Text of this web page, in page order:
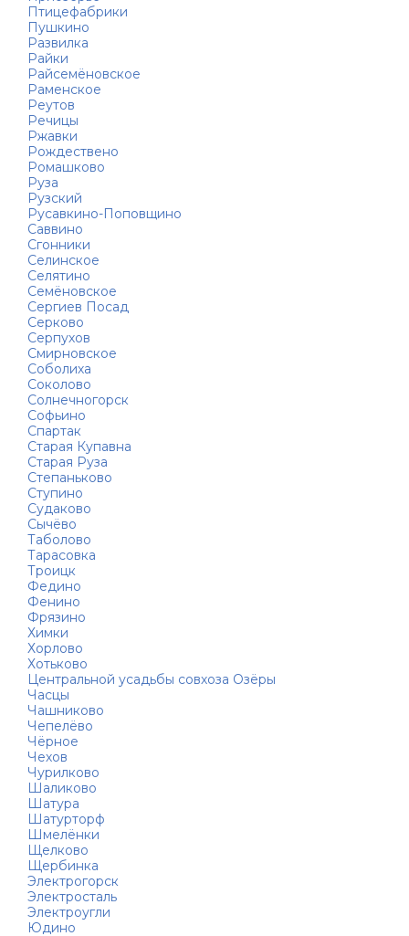
Птицефабрики
Пушкино
Развилка
Райки
Райсемёновское
Раменское
Реутов
Речицы
Ржавки
Рождествено
Ромашково
Руза
Рузский
Русавкино-Поповщино
Саввино
Сгонники
Селинское
Селятино
Семёновское
Сергиев Посад
Серково
Серпухов
Смирновское
Соболиха
Соколово
Солнечногорск
Софьино
Спартак
Старая Купавна
Старая Руза
Степаньково
Ступино
Судаково
Сычёво
Таболово
Тарасовка
Троицк
Федино
Фенино
Фрязино
Химки
Хорлово
Хотьково
Центральной усадьбы совхоза Озёры
Часцы
Чашниково
Чепелёво
Чёрное
Чехов
Чурилково
Шаликово
Шатура
Шатурторф
Шмелёнки
Щелково
Щербинка
Электрогорск
Электросталь
Электроугли
Юдино